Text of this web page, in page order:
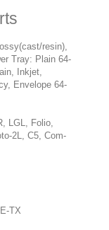
resin),
Tray: Plain 64-
Inkjet,
Envelope 64-
LGL, Folio,
2L, C5, Com-
TX